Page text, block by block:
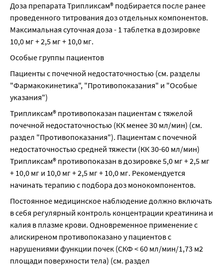
Доза препарата Трипликсам® подбирается после ранее
проведенного титрования доз отдельных компонентов.
Максимальная суточная доза - 1 таблетка в дозировке
10,0 мг + 2,5 мг + 10,0 мг.
Особые группы пациентов
Пациенты с почечной недостаточностью (см. разделы
"Фармакокинетика", "Противопоказания" и "Особые
указания")
Трипликсам® противопоказан пациентам с тяжелой
почечной недостаточностью (КК менее 30 мл/мин) (см.
раздел "Противопоказания"). Пациентам с почечной
недостаточностью средней тяжести (КК 30-60 мл/мин)
Трипликсам® противопоказан в дозировке 5,0 мг + 2,5 мг
+ 10,0 мг и 10,0 мг + 2,5 мг + 10,0 мг. Рекомендуется
начинать терапию с подбора доз монокомпонентов.
Постоянное медицинское наблюдение должно включать
в себя регулярный контроль концентрации креатинина и
калия в плазме крови. Одновременное применение с
алискиреном противопоказано у пациентов с
нарушениями функции почек (СКФ < 60 мл/мин/1,73 м2
площади поверхности тела) (см. раздел